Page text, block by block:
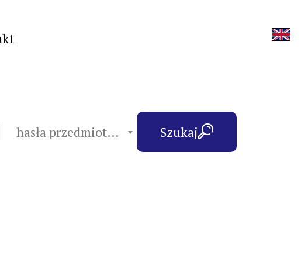
hasła przedmiotowe Szukaj